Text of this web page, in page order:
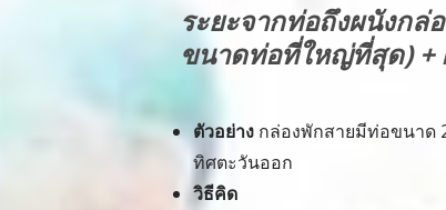
ระยะจากท่อถึงผนังกล่
ขนาดท่อที่ใหญ่ที่สุด) +
ตัวอย่าง กล่องพักสายมีท่อขนาด
ทิศตะวันออก
วิธีคิด